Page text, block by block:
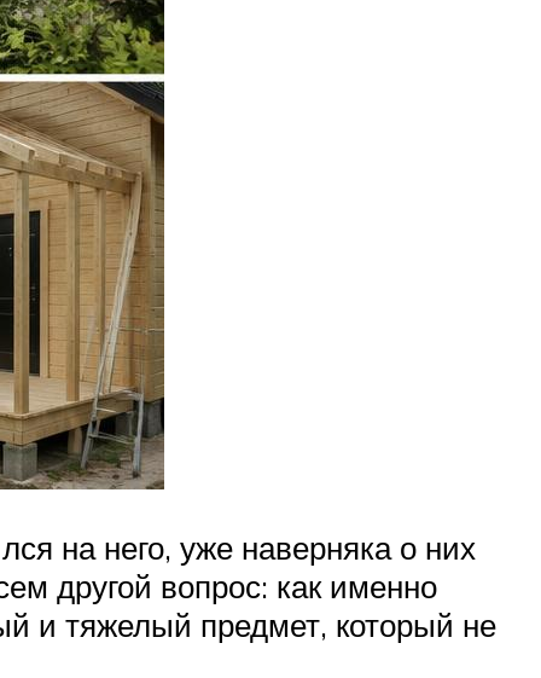
на него, уже наверняка о них
другой вопрос: как именно
и тяжелый предмет, который не